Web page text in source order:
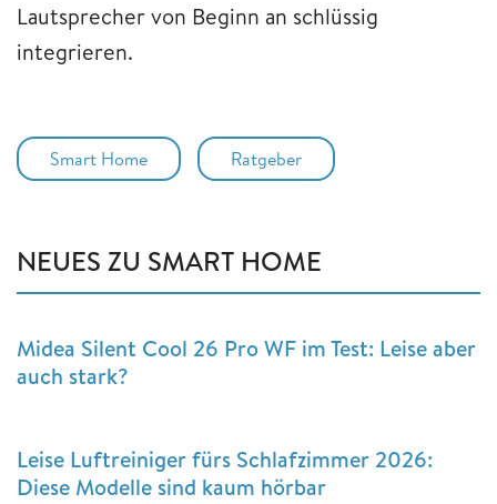
Lautsprecher von Beginn an schlüssig
integrieren.
Smart Home Ratgeber
NEUES ZU SMART HOME
Midea Silent Cool 26 Pro WF im Test: Leise aber
auch stark?
Leise Luftreiniger fürs Schlafzimmer 2026:
Diese Modelle sind kaum hörbar